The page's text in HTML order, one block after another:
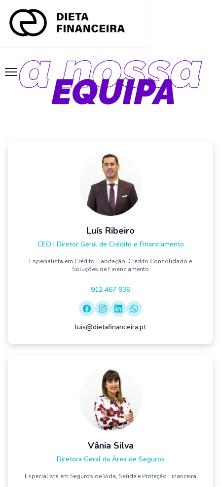
Luís Ribeiro
CEO | Diretor Geral de Crédito e Financiamento
Especialista em Crédito Habitação, Crédito Consolidado e
Soluções de Financiamento
912 467 936
luis@dietafinanceira.pt
Vânia Silva
Diretora Geral da Área de Seguros
Especialista em Seguros de Vida, Saúde e Proteção Financeira